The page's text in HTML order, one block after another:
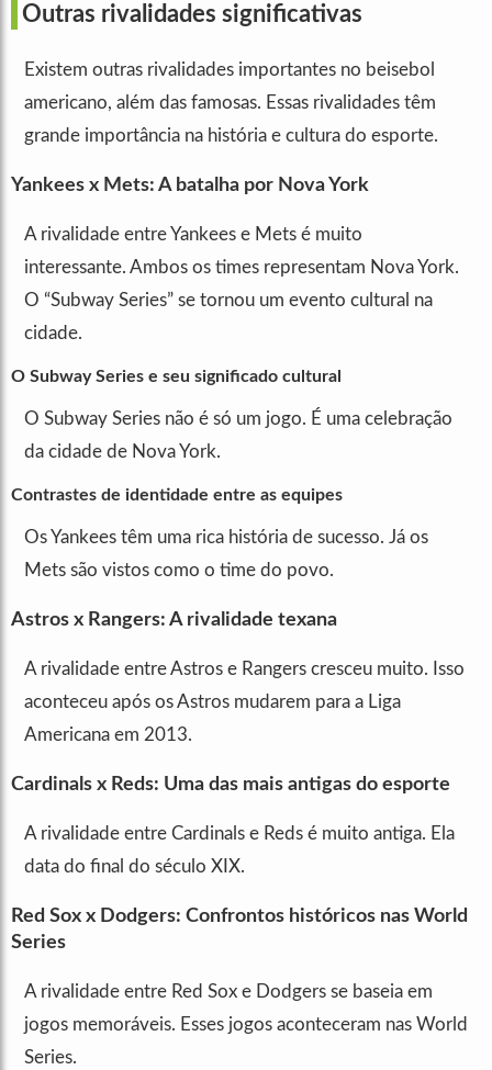
Outras rivalidades significativas
Existem outras rivalidades importantes no beisebol
americano, além das famosas. Essas rivalidades têm
grande importância na história e cultura do esporte.
Yankees x Mets: A batalha por Nova York
A rivalidade entre Yankees e Mets é muito
interessante. Ambos os times representam Nova York.
O “Subway Series” se tornou um evento cultural na
cidade.
O Subway Series e seu significado cultural
O Subway Series não é só um jogo. É uma celebração
da cidade de Nova York.
Contrastes de identidade entre as equipes
Os Yankees têm uma rica história de sucesso. Já os
Mets são vistos como o time do povo.
Astros x Rangers: A rivalidade texana
A rivalidade entre Astros e Rangers cresceu muito. Isso
aconteceu após os Astros mudarem para a Liga
Americana em 2013.
Cardinals x Reds: Uma das mais antigas do esporte
A rivalidade entre Cardinals e Reds é muito antiga. Ela
data do final do século XIX.
Red Sox x Dodgers: Confrontos históricos nas World
Series
A rivalidade entre Red Sox e Dodgers se baseia em
jogos memoráveis. Esses jogos aconteceram nas World
Series.